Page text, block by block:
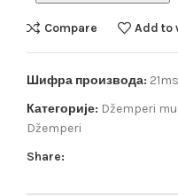
Compare Add to
Шифра производа:
Категорије: Džemperi
Džemperi
Share: